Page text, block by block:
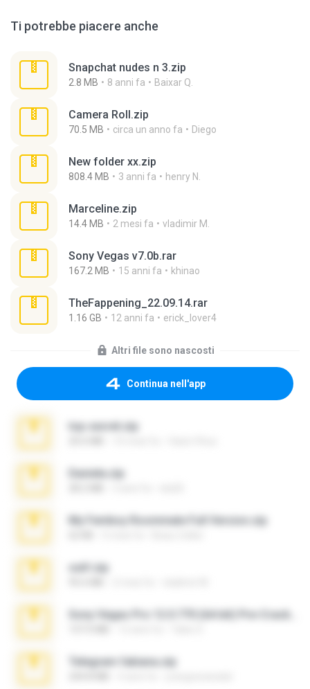
Ti potrebbe piacere anche
Snapchat nudes n 3.zip
2.8 MB 8 anni fa Baixar Q.
Camera Roll.zip
70.5 MB circa un anno fa Diego
New folder xx.zip
808.4 MB 3 anni fa henry N.
Marceline.zip
14.4 MB 2 mesi fa vladimir M.
Sony Vegas v7.0b.rar
167.2 MB 15 anni fa khinao
TheFappening_22.09.14.rar
1.16 GB 12 anni fa erick_lover4
Altri file sono nascosti
Continua nell'app
top secret.zip
Daniela.zip
My Femboy Roommate Full Version.zip
ouh!.zip
Telegram fabiana.zip